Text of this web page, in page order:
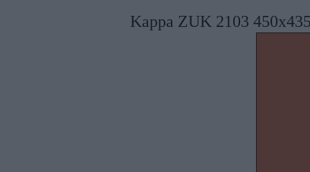
Kappa ZUK 2103